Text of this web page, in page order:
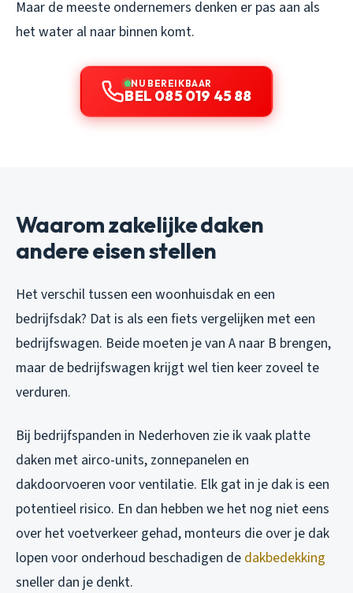
Maar de meeste ondernemers denken er pas aan als
het water al naar binnen komt.
NU BEREIKBAAR
BEL 085 019 45 88
Waarom zakelijke daken
andere eisen stellen
Het verschil tussen een woonhuisdak en een
bedrijfsdak? Dat is als een fiets vergelijken met een
bedrijfswagen. Beide moeten je van A naar B brengen,
maar de bedrijfswagen krijgt wel tien keer zoveel te
verduren.
Bij bedrijfspanden in Nederhoven zie ik vaak platte
daken met airco-units, zonnepanelen en
dakdoorvoeren voor ventilatie. Elk gat in je dak is een
potentieel risico. En dan hebben we het nog niet eens
over het voetverkeer gehad, monteurs die over je dak
lopen voor onderhoud beschadigen de dakbedekking
sneller dan je denkt.